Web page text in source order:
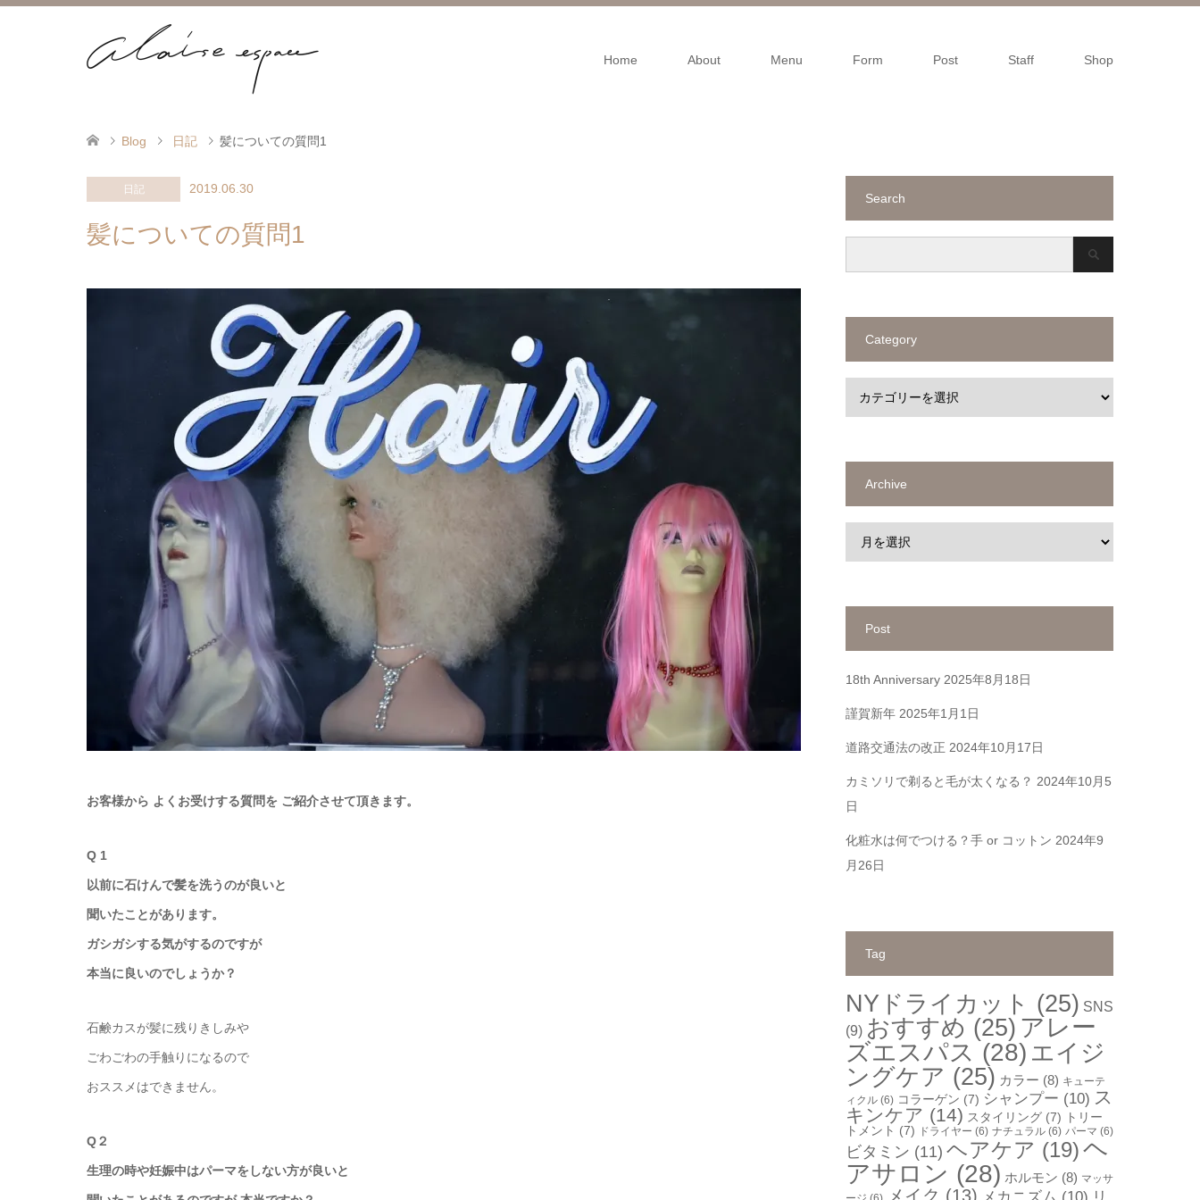
Home About Menu Form Post Staff Shop
Blog 日記 髪についての質問1
日記 2019.06.30
髪についての質問1
お客様から よくお受けする質問を ご紹介させて頂きます。
Q 1
以前に石けんで髪を洗うのが良いと
聞いたことがあります。
ガシガシする気がするのですが
本当に良いのでしょうか？
石鹸カスが髪に残りきしみや
ごわごわの手触りになるので
おススメはできません。
Q２
生理の時や妊娠中はパーマをしない方が良いと
Search
Category
Archive
Post
18th Anniversary 2025年8月18日
謹賀新年 2025年1月1日
道路交通法の改正 2024年10月17日
カミソリで剃ると毛が太くなる？ 2024年10月5
日
化粧水は何でつける？手 or コットン 2024年9
月26日
Tag
NYドライカット (25) SNS
(9) おすすめ (25) アレー
ズエスパス (28) エイジ
ングケア (25) カラー (8) キューテ
ィクル (6) コラーゲン (7) シャンプー (10) ス
キンケア (14) スタイリング (7)
トリー
トメント (7) ドライヤー (6) ナチュラル (6) パーマ (6)
ビタミン (11) ヘアケア (19)ヘ
アサロン (28) ホルモン (8) マッサ
メイク (13) メカニズム (10) リ